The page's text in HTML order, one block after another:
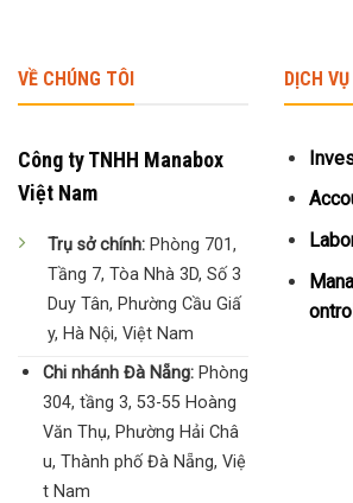
VỀ CHÚNG TÔI
Công ty TNHH Manabox
Việt Nam
Trụ sở chính: Phòng 701,
Tầng 7, Tòa Nhà 3D, Số 3
Duy Tân, Phường Cầu Giấ
y, Hà Nội, Việt Nam
Chi nhánh Đà Nẵng:Phòng
304, tầng 3, 53-55 Hoàng
Văn Thụ, Phường Hải Châ
u, Thành phố Đà Nẵng, Việ
t Nam
DỊCH